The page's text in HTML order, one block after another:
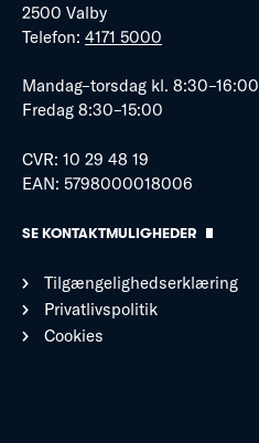
2500 Valby
Telefon: 4171 5000
Mandag–torsdag kl. 8:30–16:00
Fredag 8:30–15:00
CVR: 10 29 48 19
EAN: 5798000018006
SE KONTAKTMULIGHEDER
Tilgængelighedserklæring
Privatlivspolitik
Cookies